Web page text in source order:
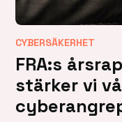
CYBERSÄKERHET
FRA:s
stärker vi